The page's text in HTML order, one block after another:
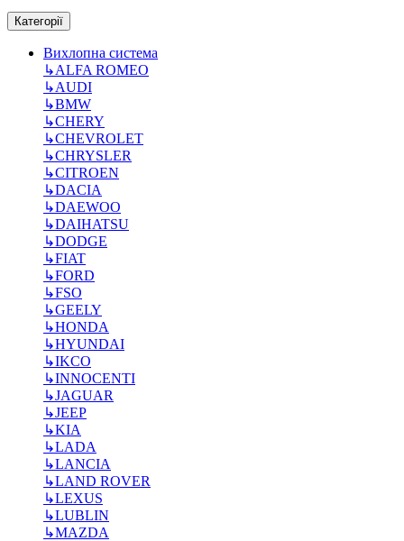
Категорії
Вихлопна система
↳ALFA ROMEO
↳AUDI
↳BMW
↳CHERY
↳CHEVROLET
↳CHRYSLER
↳CITROEN
↳DACIA
↳DAEWOO
↳DAIHATSU
↳DODGE
↳FIAT
↳FORD
↳FSO
↳GEELY
↳HONDA
↳HYUNDAI
↳IKCO
↳INNOCENTI
↳JAGUAR
↳JEEP
↳KIA
↳LADA
↳LANCIA
↳LAND ROVER
↳LEXUS
↳LUBLIN
↳MAZDA